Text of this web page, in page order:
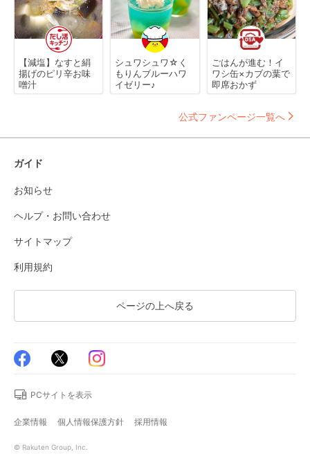
【減塩】なすと絹
揚げのピリ辛お味
噌汁
シュワシュワ☆く
もりんブルーハワ
イゼリー♪
ごはんが進む！イ
ワシ缶×カブの葉で
即席おかず
公式ファンページ一覧へ
ガイド
お知らせ
ヘルプ・お問い合わせ
サイトマップ
利用規約
ページの上へ戻る
PCサイトを表示
企業情報 個人情報保護方針 採用情報
© Rakuten Group, Inc.